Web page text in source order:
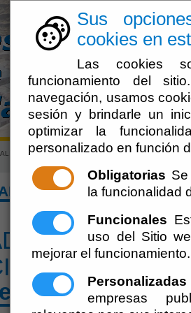
Sus
cookies en
Las cookies
funcionamiento del
navegación, usamos
sesión y brindarle un
optimizar la
personalizado en función
Obligatorias
la funcionalidad
Funcionales
uso del Sitio
mejorar el funcionamiento.
Personalizadas
empresas
AGENTE DE INNOVACIÓN
AGENTE
de Castro